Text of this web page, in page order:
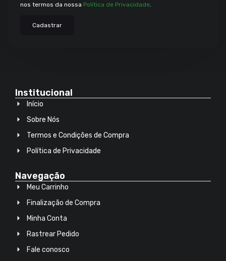
nos termos da nossa Política de Privacidade
Cadastrar
Institucional
Início
Sobre Nós
Termos e Condições de Compra
Política de Privacidade
Navegação
Meu Carrinho
Finalização de Compra
Minha Conta
Rastrear Pedido
Fale conosco